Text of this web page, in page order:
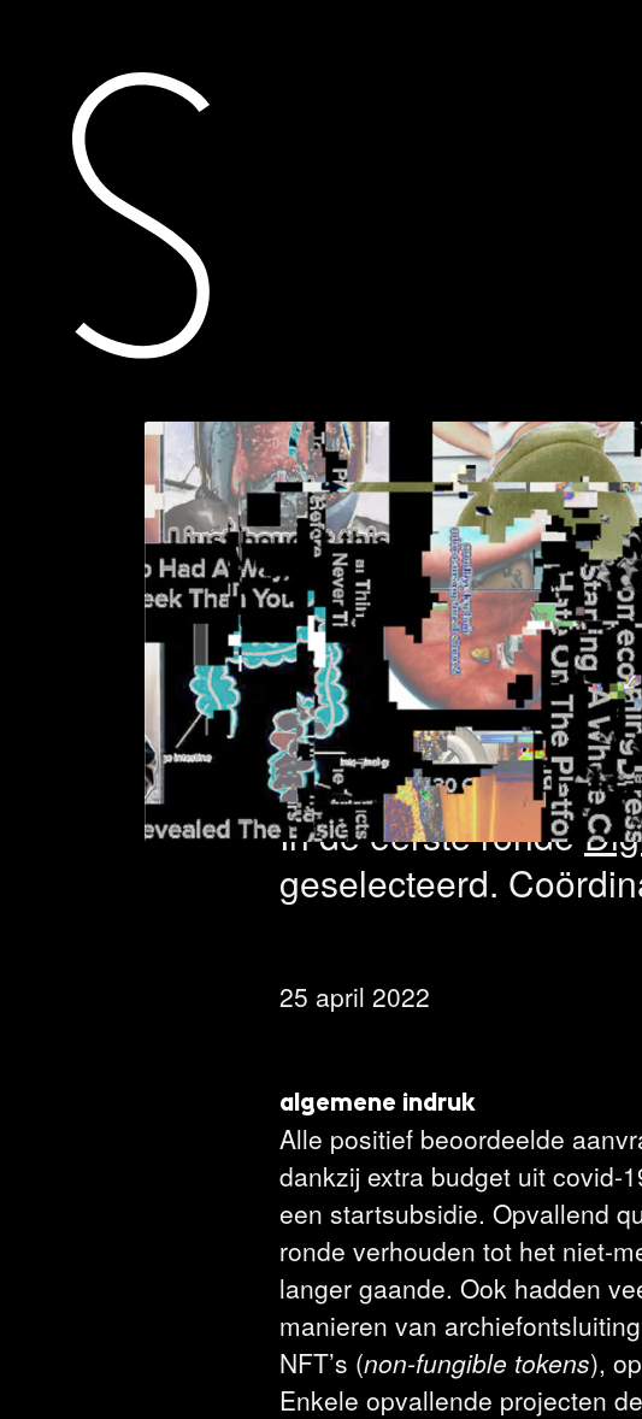
actueel toegekende subsidies digitale
Digitale
In de eerste ronde
geselecteerd.
25 april 2022
algemene indruk
Alle positief beoordeelde
dankzij extra budget uit covid-
een startsubsidie. Opvallend
ronde verhouden tot het niet-
langer gaande. Ook hadden
manieren van
NFT’s (non-fungible tokens),
Enkele opvallende projecten